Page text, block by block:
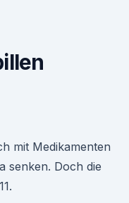
mit Medikamenten
senken. Doch die